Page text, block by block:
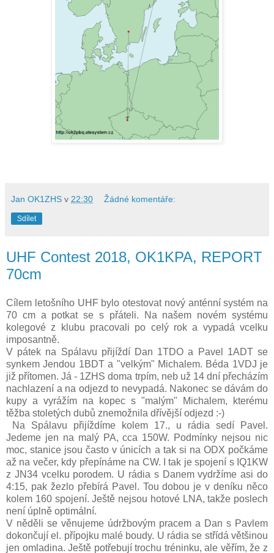
Jan OK1ZHS v 22:30 Žádné komentáře:
Sdílet
UHF Contest 2018, OK1KPA, REPORT
70cm
Cílem letošního UHF bylo otestovat nový anténní systém na
70 cm a potkat se s přáteli. Na našem novém systému
kolegové z klubu pracovali po celý rok a vypadá vcelku
imposantně.
V pátek na Spálavu přijíždí Dan 1TDO a Pavel 1ADT se
synkem Jendou 1BDT a "velkým" Michalem. Béda 1VDJ je
již přítomen. Já - 1ZHS doma trpím, neb už 14 dní přecházím
nachlazení a na odjezd to nevypadá. Nakonec se dávám do
kupy a vyrážím na kopec s "malým" Michalem, kterému
těžba stoletých dubů znemožnila dřívější odjezd :-)
Na Spálavu přijíždíme kolem 17., u rádia sedí Pavel.
Jedeme jen na malý PA, cca 150W. Podmínky nejsou nic
moc, stanice jsou často v únicích a tak si na ODX počkáme
až na večer, kdy přepínáme na CW. I tak je spojení s IQ1KW
z JN34 vcelku porodem. U rádia s Danem vydržíme asi do
4:15, pak žezlo přebírá Pavel. Tou dobou je v deníku něco
kolem 160 spojení. Ještě nejsou hotové LNA, takže poslech
není úplně optimální.
V něděli se věnujeme údržbovým pracem a Dan s Pavlem
dokončují el. přípojku malé boudy. U rádia se střídá většinou
jen omladina. Ještě potřebují trochu tréninku, ale věřím, že z